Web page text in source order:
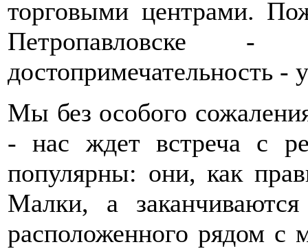
торговыми центрами.
Петропавловске -
достопримечательность -
Мы без особого
- нас ждет встреча с
популярны: они, как
Малки, а
расположенного рядом с